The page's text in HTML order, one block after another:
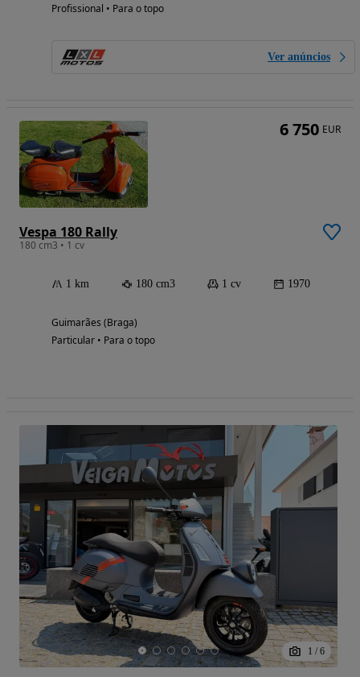
Profissional • Para o topo
Ver anúncios
Vespa 180 Rally
180 cm3 • 1 cv
1 km 180 cm3 1 cv 1970
Guimarães (Braga)
Particular • Para o topo
6 750 EUR
1 / 6